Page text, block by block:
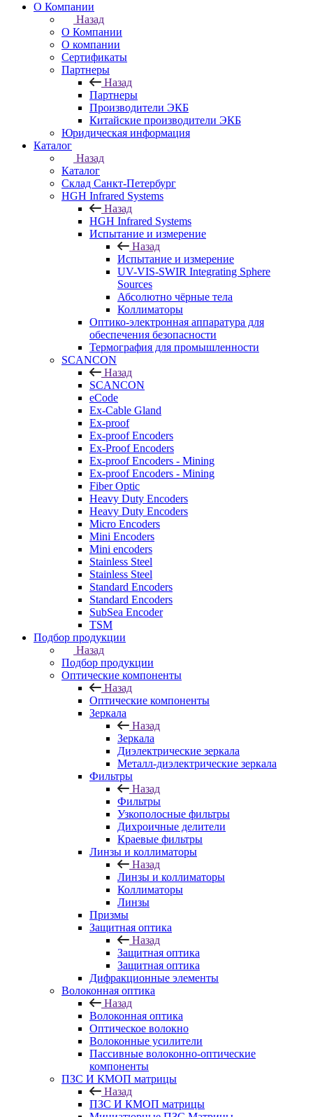
О Компании
Назад
О Компании
О компании
Сертификаты
Партнеры
Назад
Партнеры
Производители ЭКБ
Китайские производители ЭКБ
Юридическая информация
Каталог
Назад
Каталог
Cклад Санкт-Петербург
HGH Infrared Systems
Назад
HGH Infrared Systems
Испытание и измерение
Назад
Испытание и измерение
UV-VIS-SWIR Integrating Sphere
Sources
Абсолютно чёрные тела
Коллиматоры
Оптико-электронная аппаратура для
обеспечения безопасности
Термография для промышленности
SCANCON
Назад
SCANCON
eCode
Ex-Cable Gland
Ex-proof
Ex-proof Encoders
Ex-Proof Encoders
Ex-proof Encoders - Mining
Ex-proof Encoders - Mining
Fiber Optic
Heavy Duty Encoders
Heavy Duty Encoders
Micro Encoders
Mini Encoders
Mini encoders
Stainless Steel
Stainless Steel
Standard Encoders
Standard Encoders
SubSea Encoder
TSM
Подбор продукции
Назад
Подбор продукции
Оптические компоненты
Назад
Оптические компоненты
Зеркала
Назад
Зеркала
Диэлектрические зеркала
Металл-диэлектрические зеркала
Фильтры
Назад
Фильтры
Узкополосные фильтры
Дихроичные делители
Краевые фильтры
Линзы и коллиматоры
Назад
Линзы и коллиматоры
Коллиматоры
Линзы
Призмы
Защитная оптика
Назад
Защитная оптика
Защитная оптика
Дифракционные элементы
Волоконная оптика
Назад
Волоконная оптика
Оптическое волокно
Волоконные усилители
Пассивные волоконно-оптические
компоненты
ПЗС И КМОП матрицы
Назад
ПЗС И КМОП матрицы